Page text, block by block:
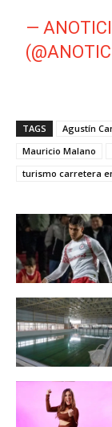
—
TAGS Agustín
Mauricio Malano
turismo carretera